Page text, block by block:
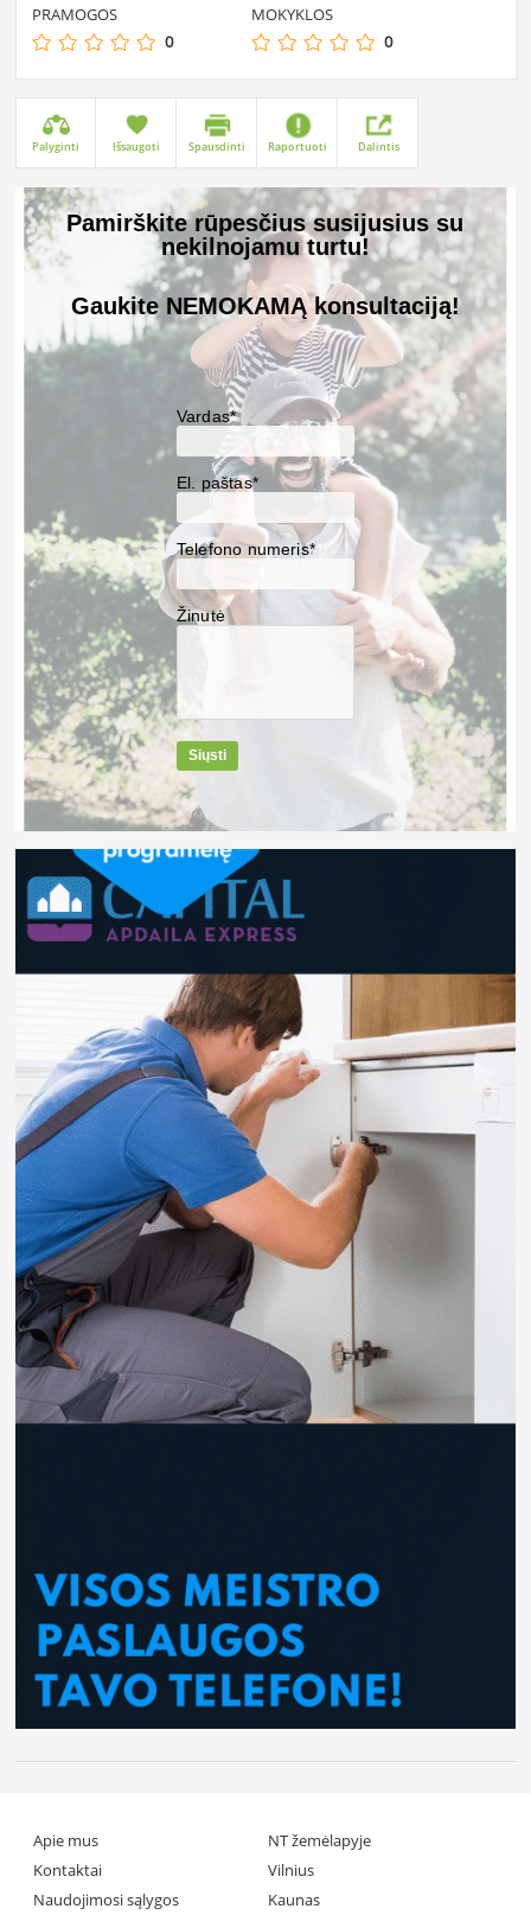
PRAMOGOS
0
MOKYKLOS
0
Palyginti Išsaugoti Spausdinti Raportuoti Dalintis
Pamirškite rūpesčius susijusius su
nekilnojamu turtu!
Gaukite NEMOKAMĄ konsultaciją!
Vardas*
El. paštas*
Telefono numeris*
Žinutė
Siųsti
Apie mus
Kontaktai
Naudojimosi sąlygos
NT žemėlapyje
Vilnius
Kaunas